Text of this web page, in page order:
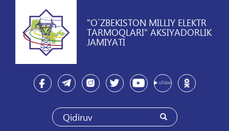
"O`ZBEKISTON MILLIY ELEKTR
TARMOQLARI" AKSIYADORLIK
JAMIYATI